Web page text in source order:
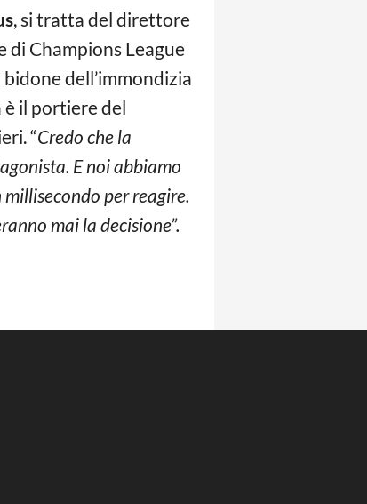
, si tratta del direttore
di Champions League
dell’immondizia
il portiere del
“Credo che la
E noi abbiamo
per reagire.
mai la decisione”.